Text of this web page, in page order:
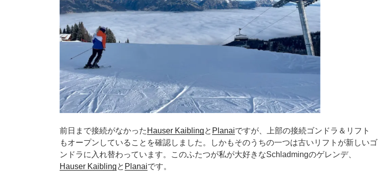
前日まで接続がなかった Hauser Kaiblingと Planaiですが、上部の接続ゴンドラ＆リフト
もオープンしていることを確認しました。しかもそのうちの一つは古いリフトが新しいゴ
ンドラに入れ替わっています。このふたつが私が大好きなSchladmingのゲレンデ、
Hauser Kaiblingと Planaiです。